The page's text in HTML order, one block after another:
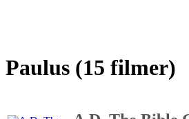
Paulus (15 filmer)